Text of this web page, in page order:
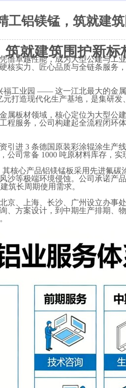
工铝镁锰，筑就建
就建筑围护新标
借卓越性能，成为大型公建与工
核实力、匠心品质与全链条服务
福工业园 —— 这一江北最大的金
元打造现代化生产基地，是集研
属板材领域，核心定位为大型公
程服务，公司构建起全流程闭环
引进 3 条德国原装彩涂辊涂生产
公司常备 1000 吨原材料库存，
其核心产品铝镁锰板采用先进氟
沙等极端环境侵蚀。公司承诺产
筑长周期使用需求。
京、上海、长沙、广州设立办事
、方案设计，到中期生产排期、